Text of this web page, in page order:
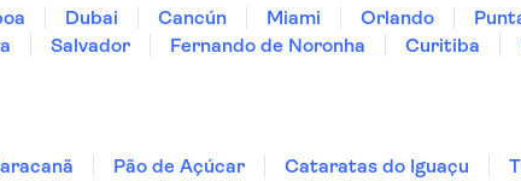
Dubai Cancún Miami Orlando
Salvador Fernando de Noronha Curitiba
Pão de Açúcar Cataratas do Iguaçu